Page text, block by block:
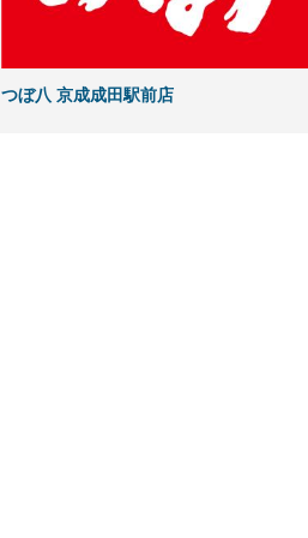
つぼ八 京成成田駅前店